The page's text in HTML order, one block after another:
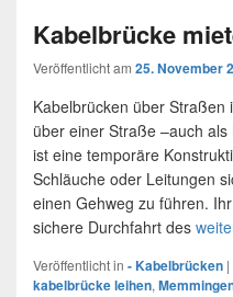
Kabelbrücke
Veröffentlicht am 25. November
Kabelbrücken über
über einer Straße –auch
ist eine temporäre
Schläuche oder Leitungen
einen Gehweg zu führen.
sichere Durchfahrt des
Veröffentlicht in - Kabelbrücken |
kabelbrücke leihen,